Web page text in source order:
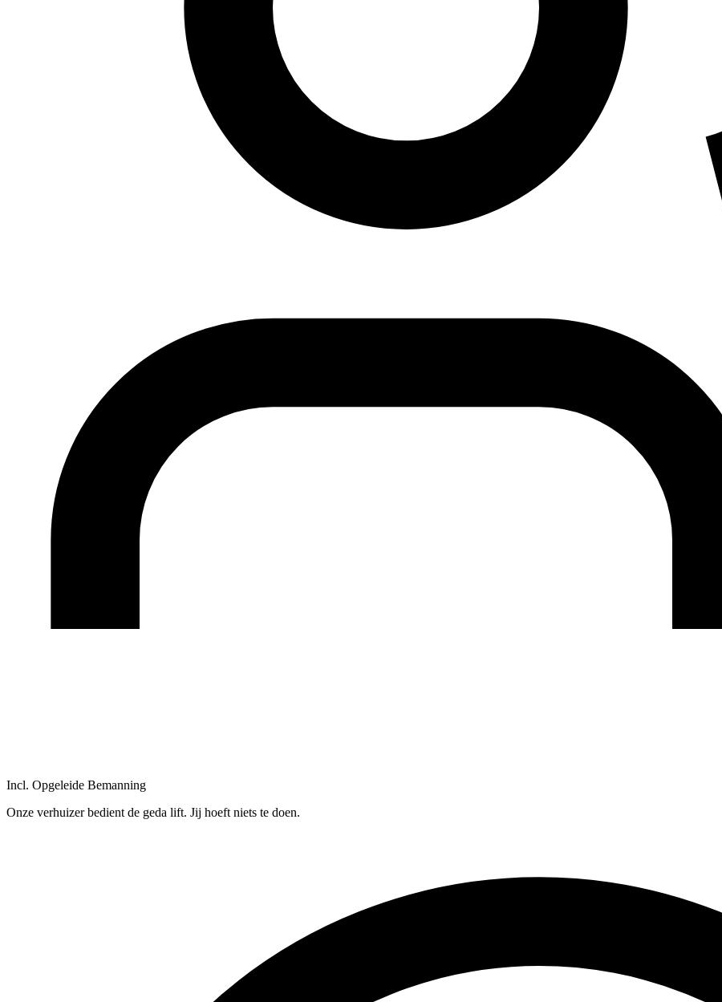
Incl. Opgeleide Bemanning
Onze verhuizer bedient de geda lift. Jij hoeft niets te doen.